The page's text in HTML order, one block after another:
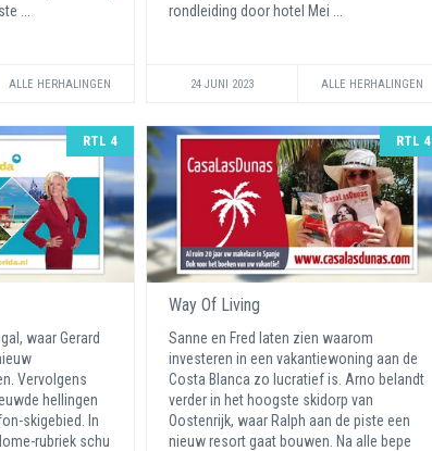
...
ALLE HERHALINGEN
rondleiding door hotel Mei ...
24 JUNI 2023 ALLE HERHALINGEN
RTL 4
waar Gerard
Vervolgens
hellingen
skigebied. In
rubriek schu
RTL 4
Way Of Living
Sanne en Fred laten zien waarom
investeren in een vakantiewoning aan de
Costa Blanca zo lucratief is. Arno belandt
verder in het hoogste skidorp van
Oostenrijk, waar Ralph aan de piste een
nieuw resort gaat bouwen. Na alle bepe